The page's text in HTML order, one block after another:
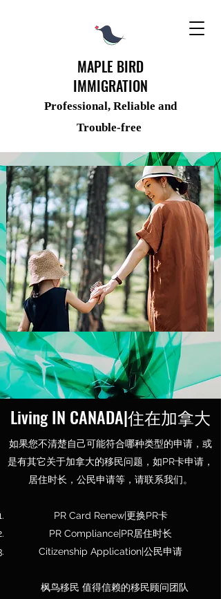
MAPLE BIRD
IMMIGRATION
Professional, Reliable and
Trouble-free
Living IN CANADA|住在加拿大
如果您不清楚自己可能符合哪种类型的申请，或
是有其它关于加拿大的移民问题，如PR卡申请，
居住时长，公民申请等，请联系我们。
PR Card Renew|更换PR卡
PR Compliance|PR居住时长
Citizenship Application|公民申请
枫鸟移民 值得信赖的移民顾问团队